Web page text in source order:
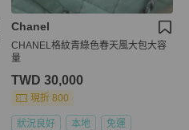
Chanel
CHANEL格紋青綠色春天風大包大容
量
TWD 30,000
現折 800
狀況良好 本地 免運